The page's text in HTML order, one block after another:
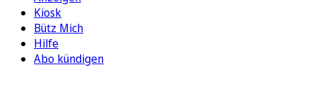
Kiosk
Bütz Mich
Hilfe
Abo kündigen